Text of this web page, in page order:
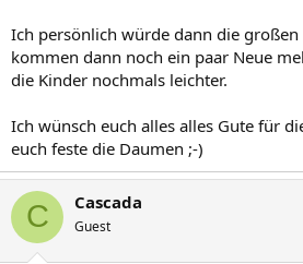
Ich persönlich würde dann die
kommen dann noch ein paar Neue
die Kinder nochmals leichter.
Ich wünsch euch alles alles Gute für
euch feste die Daumen ;-)
C Cascada
Guest